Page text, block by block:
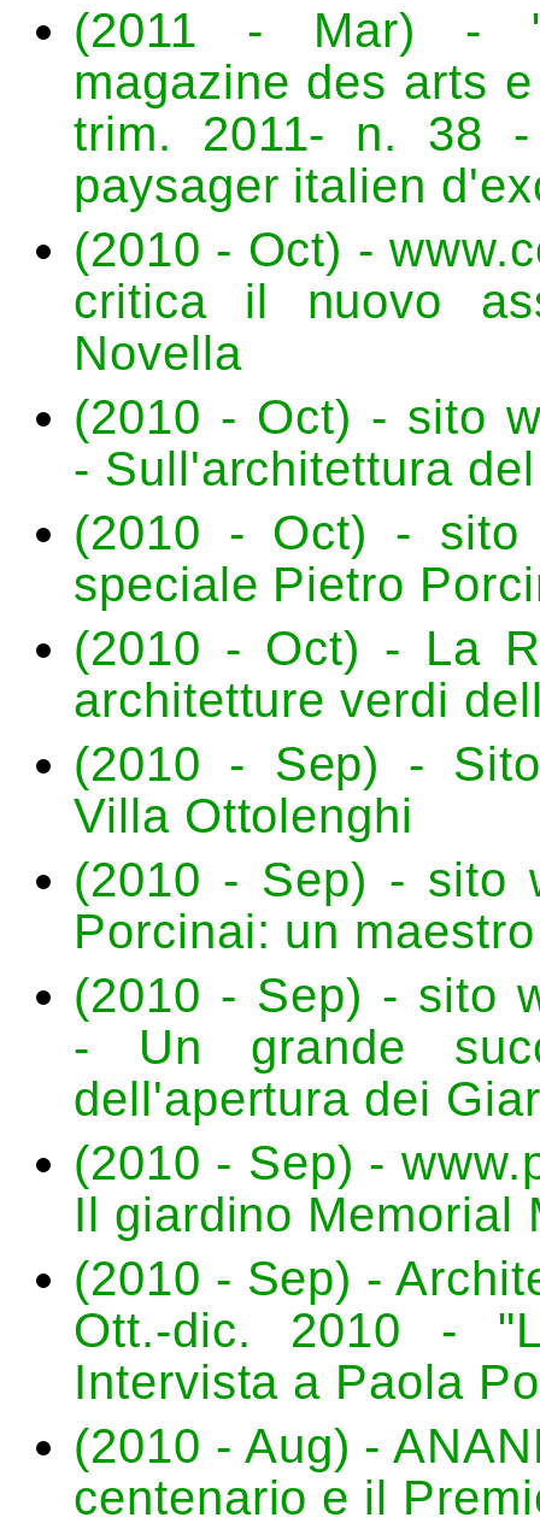
(2011 - Mar) -
magazine des arts
trim. 2011- n. 38
paysager italien
(2010 - Oct) -
critica il nuovo
Novella
(2010 - Oct) - sito
- Sull'architettura
(2010 - Oct) - sito
speciale Pietro
(2010 - Oct) - La
architetture verdi
(2010 - Sep) -
Villa Ottolenghi
(2010 - Sep) - sito
Porcinai: un
(2010 - Sep) - sito
- Un grande
dell'apertura dei
(2010 - Sep) -
Il giardino Memorial
(2010 - Sep) -
Ott.-dic. 2010 -
Intervista a Paola
(2010 - Aug) -
centenario e il